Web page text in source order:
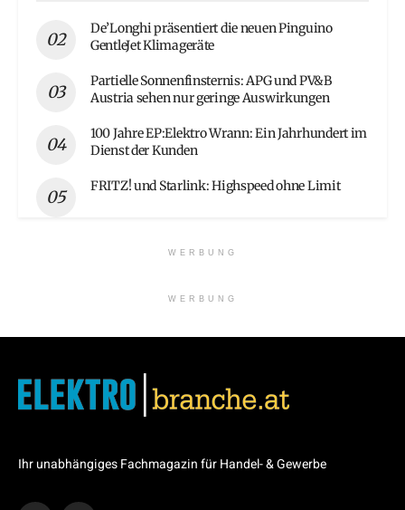
De’Longhi präsentiert die neuen Pinguino
GentleJet Klimageräte
Partielle Sonnenfinsternis: APG und PV&B
Austria sehen nur geringe Auswirkungen
100 Jahre EP:Elektro Wrann: Ein Jahrhundert im
Dienst der Kunden
FRITZ! und Starlink: Highspeed ohne Limit
WERBUNG
WERBUNG
Ihr unabhängiges Fachmagazin für Handel- & Gewerbe